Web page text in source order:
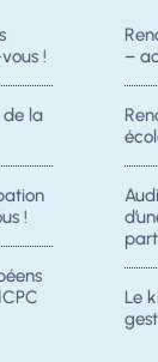
!
de la
!
–
Le